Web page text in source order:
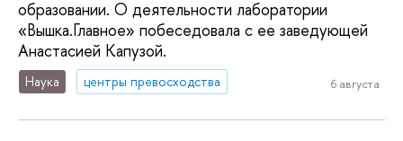
образовании. О деятельности лаборатории
«Вышка.Главное» побеседовала с ее заведующей
Анастасией Капузой.
Наука центры превосходства 6 августа